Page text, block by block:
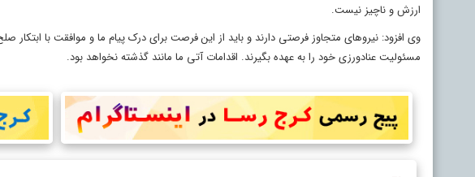
ارزش و ناچیز نیست.
وی افزود: نیروهای متجاوز فرصتی دارند و باید از این فرصت برای درک پیام ما و موافقت با ابتکار
مسئولیت عنادورزی خود را به عهده بگیرند. اقدامات آتی ما مانند گذشته نخواهد بود.